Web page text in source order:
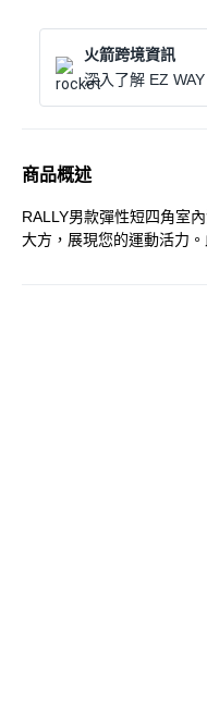
火箭跨境資訊
深入了解 EZ
商品概述
RALLY男款彈性短四角室
大方，展現您的運動活力